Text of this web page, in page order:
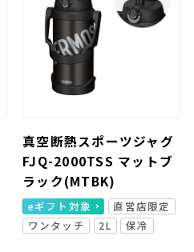
真空断熱スポーツジャグ
FJQ-2000TSS マットブ
ラック(MTBK)
eギフト対象
直営店限定
ワンタッチ
2L 保冷